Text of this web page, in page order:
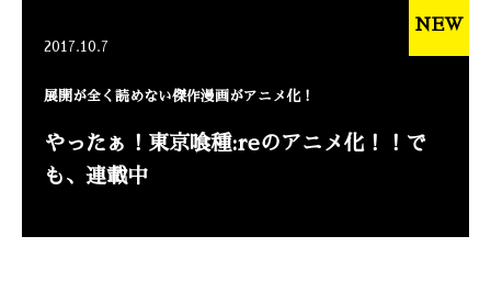
2017.10.7
展開が全く読めない傑作漫画がアニメ化！
やったぁ！東京喰種:reのアニメ化！！で
も、連載中
NEW